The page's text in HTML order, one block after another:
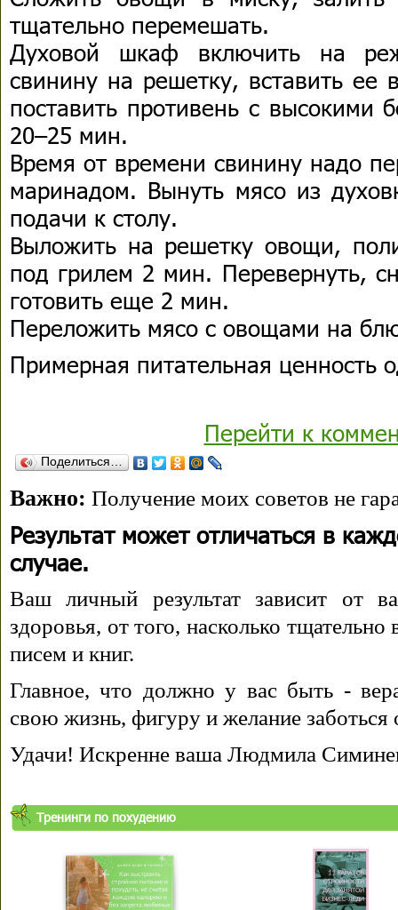
тщательно перемешать.
Духовой шкаф включить на
свинину на решетку, вставить ее
поставить противень с высокими
20–25 мин.
Время от времени свинину надо
маринадом. Вынуть мясо из
подачи к столу.
Выложить на решетку овощи,
под грилем 2 мин. Перевернуть,
готовить еще 2 мин.
Переложить мясо с овощами на
Примерная питательная ценность
Перейти к
Поделиться…
Важно: Получение моих советов не
Результат может отличаться в
случае.
Ваш личный результат зависит от
здоровья, от того, насколько
писем и книг.
Главное, что должно у вас быть -
свою жизнь, фигуру и желание заботься
Удачи! Искренне ваша Людмила
Тренинги по похудению